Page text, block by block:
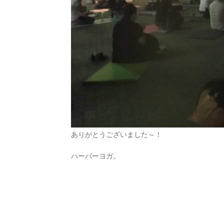
ありがとうございました～！
ハーバーヨガ。